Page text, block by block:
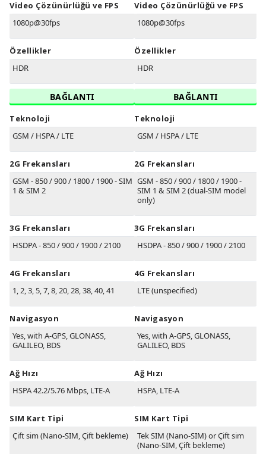
Video Çözünürlüğü ve FPS
1080p@30fps
Özellikler
HDR
BAĞLANTI
Teknoloji
GSM / HSPA / LTE
2G Frekansları
GSM - 850 / 900 / 1800 / 1900 - SIM
1 & SIM 2
3G Frekansları
HSDPA - 850 / 900 / 1900 / 2100
4G Frekansları
1, 2, 3, 5, 7, 8, 20, 28, 38, 40, 41
Navigasyon
Yes, with A-GPS, GLONASS,
GALILEO, BDS
Ağ Hızı
HSPA 42.2/5.76 Mbps, LTE-A
SIM Kart Tipi
Çift sim (Nano-SIM, Çift bekleme)
Video Çözünürlüğü ve FPS
1080p@30fps
Özellikler
HDR
BAĞLANTI
Teknoloji
GSM / HSPA / LTE
2G Frekansları
GSM - 850 / 900 / 1800 / 1900 -
SIM 1 & SIM 2 (dual-SIM model
only)
3G Frekansları
HSDPA - 850 / 900 / 1900 / 2100
4G Frekansları
LTE (unspecified)
Navigasyon
Yes, with A-GPS, GLONASS,
GALILEO, BDS
Ağ Hızı
HSPA, LTE-A
SIM Kart Tipi
Tek SIM (Nano-SIM) or Çift sim
(Nano-SIM, Çift bekleme)